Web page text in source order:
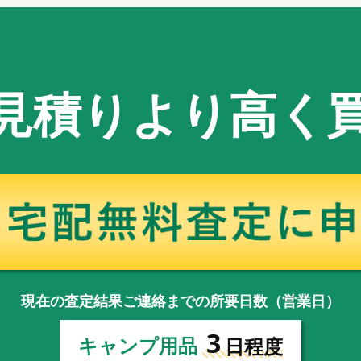
積りより高く
現在の査定結果ご連絡までの所要日数（営業日）
キャンプ用品 3日程度